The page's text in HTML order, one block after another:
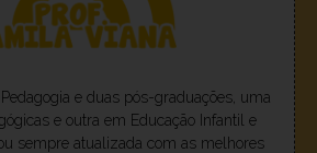
e duas pós-graduações, uma
e outra em Educação Infantil e
sempre atualizada com as melhores